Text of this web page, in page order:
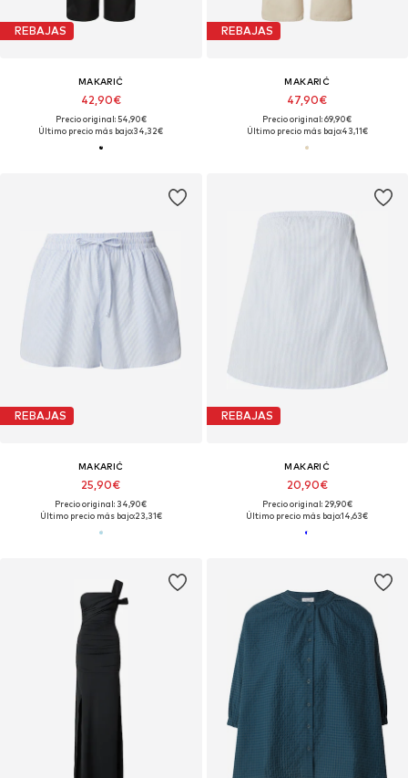
REBAJAS
MAKARIĆ
42,90€
Precio original: 54,90€
Último precio más bajo:34,32€
REBAJAS
MAKARIĆ
47,90€
Precio original: 69,90€
Último precio más bajo:43,11€
REBAJAS
MAKARIĆ
25,90€
Precio original: 34,90€
Último precio más bajo:23,31€
REBAJAS
MAKARIĆ
20,90€
Precio original: 29,90€
Último precio más bajo:14,63€